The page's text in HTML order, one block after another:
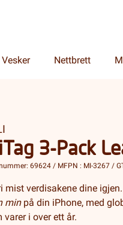
Vesker Nettbrett
3-Pack
69624 / MFPN : MI-3267 /
mist verdisakene dine
minpå din iPhone, med
varer i over ett år.